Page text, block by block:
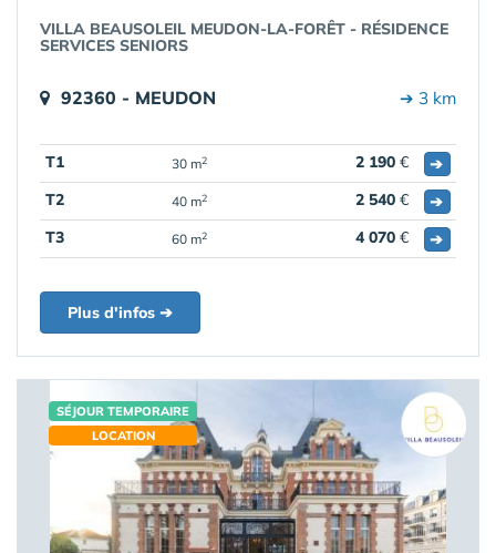
VILLA BEAUSOLEIL MEUDON-LA-FORÊT - RÉSIDENCE
SERVICES SENIORS
92360 - MEUDON ➔ 3 km
T1 30 m2 2 190 €
➔
T2
40 m2 2 540 €
➔
T3
60 m2 4 070 € ➔
Plus d'infos ➔
SÉJOUR TEMPORAIRE
LOCATION